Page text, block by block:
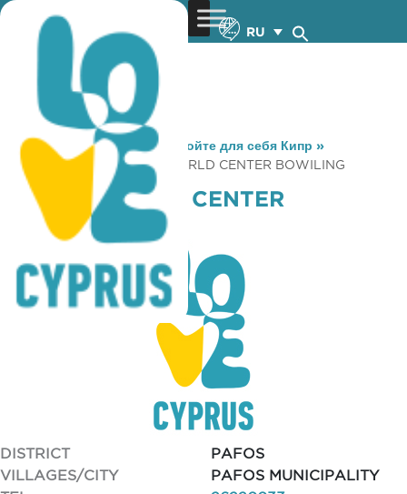
RU
You are here: Home »Откройте для себя Кипр »
Gastronomy
» COSMIC WORLD CENTER BOWILING
COSMIC WORLD CENTER
BOWILING
DISTRICT
PAFOS
VILLAGES/CITY
PAFOS MUNICIPALITY